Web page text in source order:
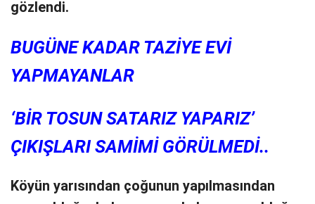
gözlendi.
BUGÜNE KADAR TAZİYE EVİ
YAPMAYANLAR
‘BİR TOSUN SATARIZ YAPARIZ’
ÇIKIŞLARI SAMİMİ GÖRÜLMEDİ..
Köyün yarısından çoğunun yapılmasından